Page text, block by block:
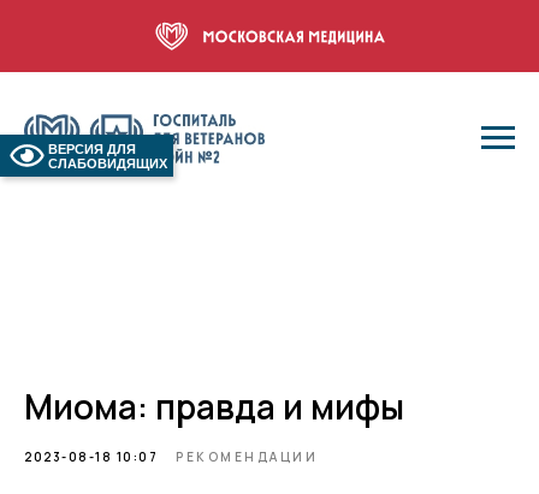
ВЕРСИЯ ДЛЯ
СЛАБОВИДЯЩИХ
Миома: правда и мифы
2023-08-18 10:07 РЕКОМЕНДАЦИИ